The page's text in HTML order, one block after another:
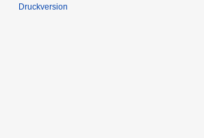
Druckversion